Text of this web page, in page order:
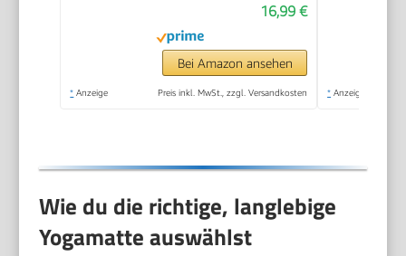
16,99 €
Bei Amazon ansehen
* Anzeige Preis inkl. MwSt., zzgl. Versandkosten * Anzeige
Wie du die richtige, langlebige
Yogamatte auswählst